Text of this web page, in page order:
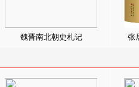
魏晋南北朝史札记 张